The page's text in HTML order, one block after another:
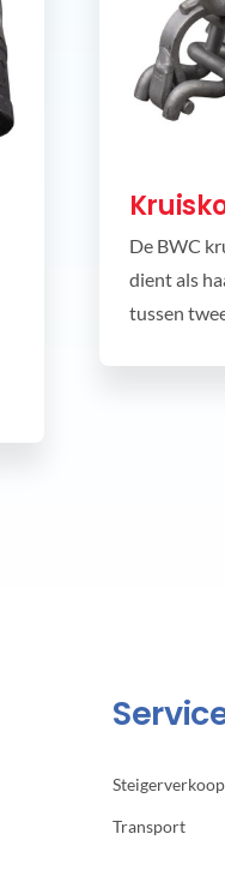
De BWC
dient als
tussen
Steigerverkoop
Transport